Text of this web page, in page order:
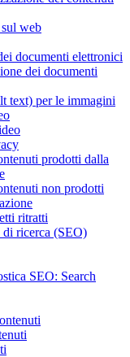
web
documenti elettronici
dei documenti
text) per le immagini
prodotti dalla
non prodotti
ritratti
ricerca (SEO)
SEO: Search